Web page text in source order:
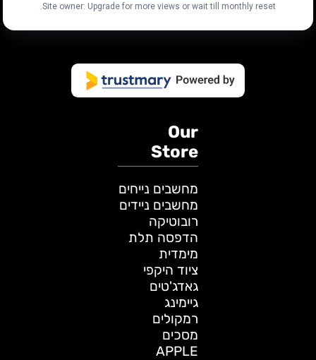
Site owner: Upgrade for more views or wait till monthly reset.
Our
Store
מחשבים נייחים
מחשבים ניידים
רובוטיקה
הדפסה תלת
מימדית
ציוד היקפי
גאדג'טים
גיימינג
רמקולים
מסכים
APPLE